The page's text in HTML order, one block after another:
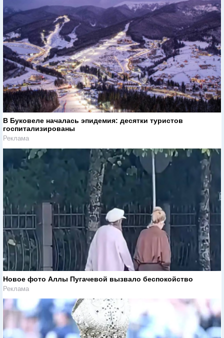
В Буковеле началась эпидемия: десятки туристов
госпитализированы
Реклама
Новое фото Аллы Пугачевой вызвало беспокойство
Реклама